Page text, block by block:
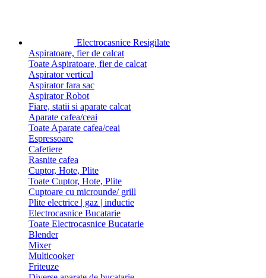
Electrocasnice Resigilate
Aspiratoare, fier de calcat
Toate Aspiratoare, fier de calcat
Aspirator vertical
Aspirator fara sac
Aspirator Robot
Fiare, statii si aparate calcat
Aparate cafea/ceai
Toate Aparate cafea/ceai
Espressoare
Cafetiere
Rasnite cafea
Cuptor, Hote, Plite
Toate Cuptor, Hote, Plite
Cuptoare cu microunde/ grill
Plite electrice | gaz | inductie
Electrocasnice Bucatarie
Toate Electrocasnice Bucatarie
Blender
Mixer
Multicooker
Friteuze